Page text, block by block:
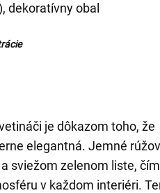
dekoratívny obal
je dôkazom toho, že
elegantná. Jemné
sviežom zelenom liste,
v každom interiéri.